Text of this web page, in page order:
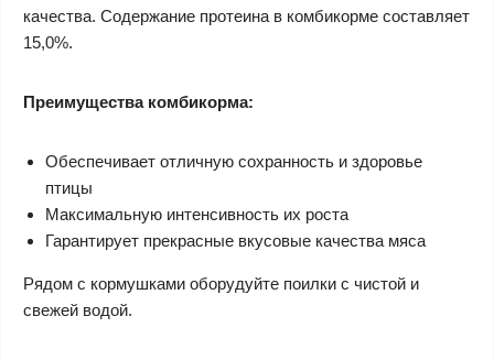
качества. Содержание протеина в комбикорме составляет
15,0%.
Преимущества комбикорма:
Обеспечивает отличную сохранность и здоровье
птицы
Максимальную интенсивность их роста
Гарантирует прекрасные вкусовые качества мяса
Рядом с кормушками оборудуйте поилки с чистой и
свежей водой.